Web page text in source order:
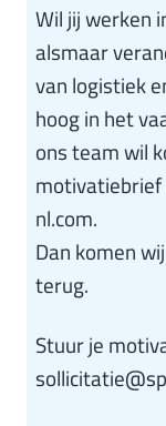
Wil jij werken
alsmaar
van logistiek
hoog in het
ons team wil
motivatiebrief
nl.com.
Dan komen
terug.
Stuur je